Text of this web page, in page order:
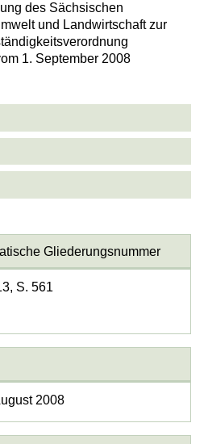
des Sächsischen
und Landwirtschaft zur
1. September 2008
Gliederungsnummer
S. 561
2008